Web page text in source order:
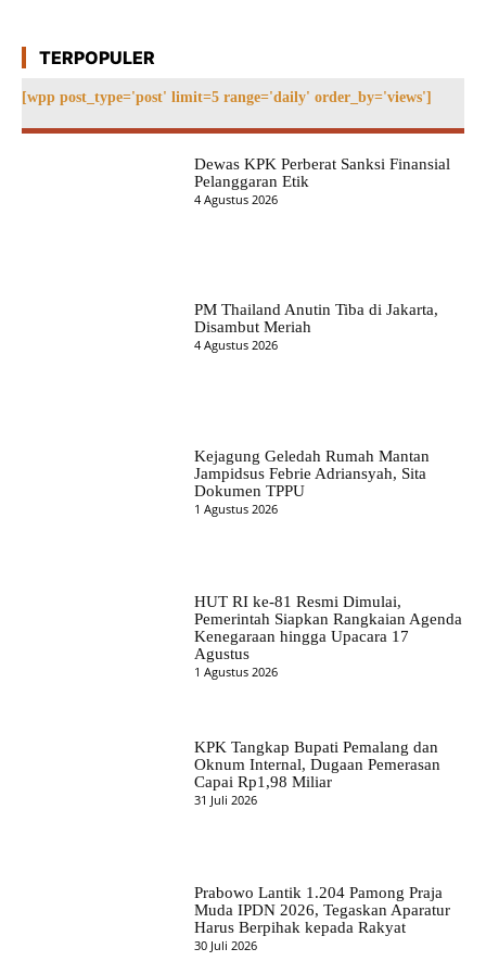
TERPOPULER
[wpp post_type='post' limit=5 range='daily' order_by='views']
Dewas KPK Perberat Sanksi Finansial
Pelanggaran Etik
4 Agustus 2026
PM Thailand Anutin Tiba di Jakarta,
Disambut Meriah
4 Agustus 2026
Kejagung Geledah Rumah Mantan
Jampidsus Febrie Adriansyah, Sita
Dokumen TPPU
1 Agustus 2026
HUT RI ke-81 Resmi Dimulai,
Pemerintah Siapkan Rangkaian Agenda
Kenegaraan hingga Upacara 17
Agustus
1 Agustus 2026
KPK Tangkap Bupati Pemalang dan
Oknum Internal, Dugaan Pemerasan
Capai Rp1,98 Miliar
31 Juli 2026
Prabowo Lantik 1.204 Pamong Praja
Muda IPDN 2026, Tegaskan Aparatur
Harus Berpihak kepada Rakyat
30 Juli 2026